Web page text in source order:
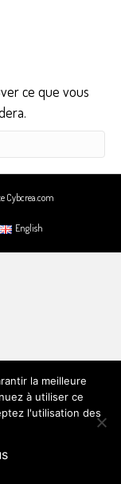
ce que vous
Cybcrea.com
English
la meilleure
à utiliser ce
l'utilisation des